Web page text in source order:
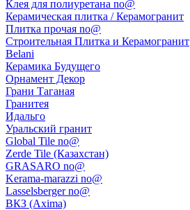
Клея для полиуретана no@
Керамическая плитка / Керамогранит
Плитка прочая no@
Строительная Плитка и Керамогранит
Belani
Керамика Будущего
Орнамент Декор
Грани Таганая
Гранитея
Идальго
Уральский гранит
Global Tile no@
Zerde Tile (Казахстан)
GRASARO no@
Kerama-marazzi no@
Lasselsberger no@
ВКЗ (Axima)